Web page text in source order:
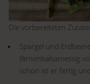
Die vorbereiteten
Spargel und
Birnenbalsamessig
schon ist er fertig